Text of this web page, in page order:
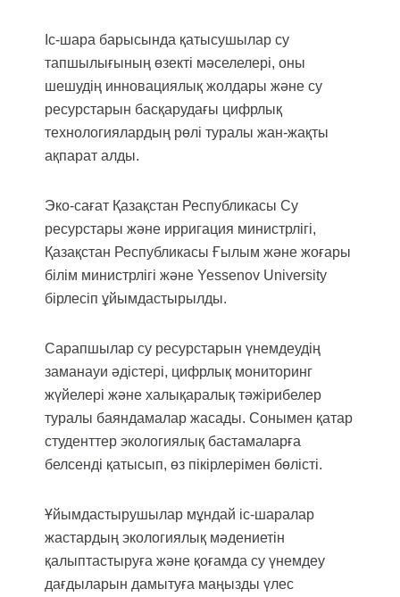
Іс-шара барысында қатысушылар су
тапшылығының өзекті мәселелері, оны
шешудің инновациялық жолдары және су
ресурстарын басқарудағы цифрлық
технологиялардың рөлі туралы жан-жақты
ақпарат алды.
Эко-сағат Қазақстан Республикасы Су
ресурстары және ирригация министрлігі,
Қазақстан Республикасы Ғылым және жоғары
білім министрлігі және Yessenov University
бірлесіп ұйымдастырылды.
Сарапшылар су ресурстарын үнемдеудің
заманауи әдістері, цифрлық мониторинг
жүйелері және халықаралық тәжірибелер
туралы баяндамалар жасады. Сонымен қатар
студенттер экологиялық бастамаларға
белсенді қатысып, өз пікірлерімен бөлісті.
Ұйымдастырушылар мұндай іс-шаралар
жастардың экологиялық мәдениетін
қалыптастыруға және қоғамда су үнемдеу
дағдыларын дамытуға маңызды үлес